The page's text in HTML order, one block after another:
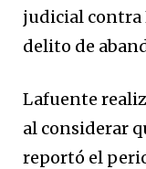
judicial contra
delito de
Lafuente
al considerar
reportó el